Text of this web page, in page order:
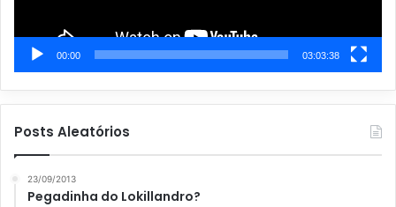
00:00 03:03:38
Posts Aleatórios
23/09/2013
Pegadinha do Lokillandro?